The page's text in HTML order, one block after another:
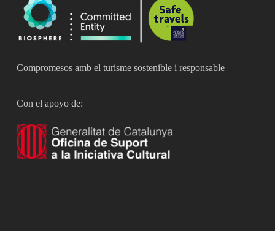
Compromesos amb el turisme sostenible i responsable
Con el apoyo de: